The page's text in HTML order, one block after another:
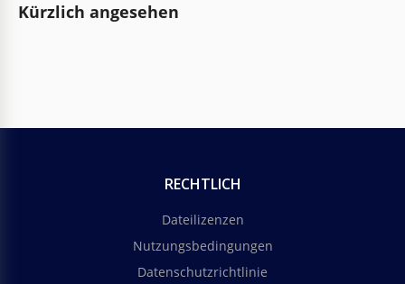
Kürzlich angesehen
RECHTLICH
Dateilizenzen
Nutzungsbedingungen
Datenschutzrichtlinie